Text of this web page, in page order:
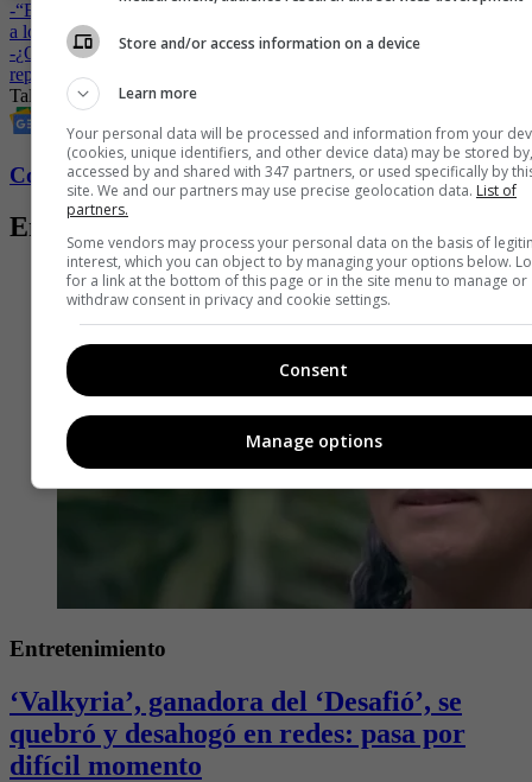
-“Estoy muy asustada”: Taliana Vargas rompió en llanto tras ataque
a los candidatos a la Alcaldía de Cali
-¿Qué pasó? Reocnocida actriz y exreina fue captada en las calles
repartiendo volantes
Taliana VargasVitíligoCuidado de la piel
Conozca más de Fucsia aquí
Entradas relacionadas
Entretenimiento
‘Valkyria’, ganadora del ‘Desafió’, se
quebró y desahogó en redes: pasa por
difícil momento
Store and/or access information on a device
Learn more
Your personal data will be processed and information from your
(cookies, unique identifiers, and other device data) may be stored by,
accessed by and shared with 347 partners, or used specifically by
site. We and our partners may use precise geolocation data. List of
partners.
Some vendors may process your personal data on the basis of
interest, which you can object to by managing your options below.
for a link at the bottom of this page or in the site menu to manage or
withdraw consent in privacy and cookie settings.
Consent
Manage options